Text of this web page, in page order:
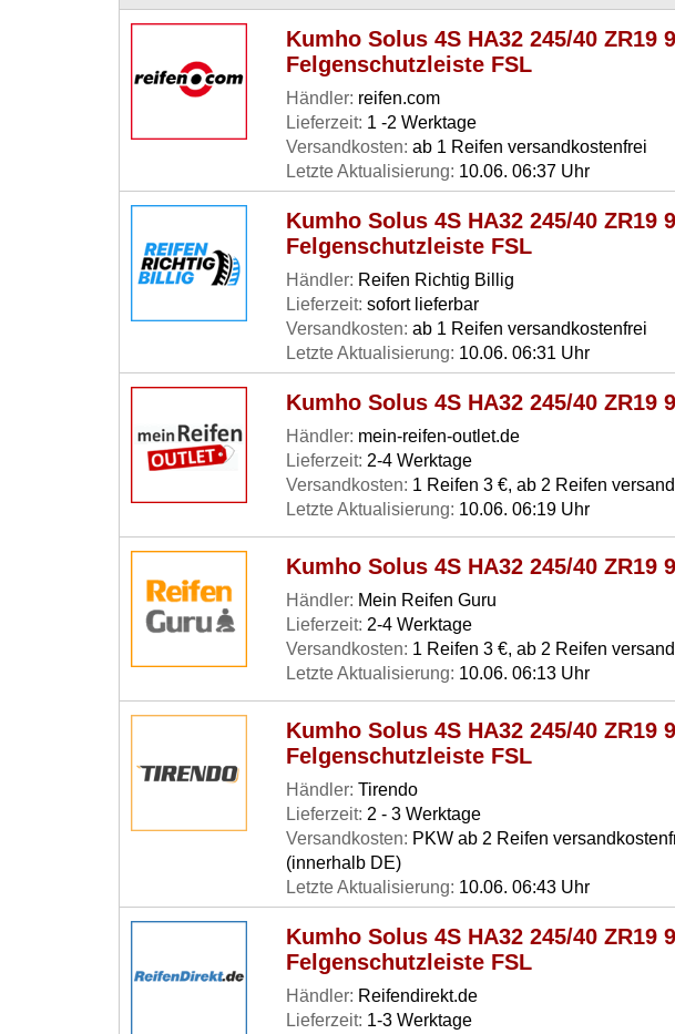
Kumho Solus 4S HA32 245/40 ZR19
Felgenschutzleiste FSL
Händler: reifen.com
Lieferzeit: 1 -2 Werktage
Versandkosten: ab 1 Reifen versandkostenfrei
Letzte Aktualisierung: 10.06. 06:37 Uhr
Kumho Solus 4S HA32 245/40 ZR19
Felgenschutzleiste FSL
Händler: Reifen Richtig Billig
Lieferzeit: sofort lieferbar
Versandkosten: ab 1 Reifen versandkostenfrei
Letzte Aktualisierung: 10.06. 06:31 Uhr
Kumho Solus 4S HA32 245/40 ZR19
Händler: mein-reifen-outlet.de
Lieferzeit: 2-4 Werktage
Versandkosten: 1 Reifen 3 €, ab 2 Reifen
Letzte Aktualisierung: 10.06. 06:19 Uhr
Kumho Solus 4S HA32 245/40 ZR19
Händler: Mein Reifen Guru
Lieferzeit: 2-4 Werktage
Versandkosten: 1 Reifen 3 €, ab 2 Reifen
Letzte Aktualisierung: 10.06. 06:13 Uhr
Kumho Solus 4S HA32 245/40 ZR19
Felgenschutzleiste FSL
Händler: Tirendo
Lieferzeit: 2 - 3 Werktage
Versandkosten: PKW ab 2 Reifen
(innerhalb DE)
Letzte Aktualisierung: 10.06. 06:43 Uhr
Kumho Solus 4S HA32 245/40 ZR19
Felgenschutzleiste FSL
Händler: Reifendirekt.de
Lieferzeit: 1-3 Werktage